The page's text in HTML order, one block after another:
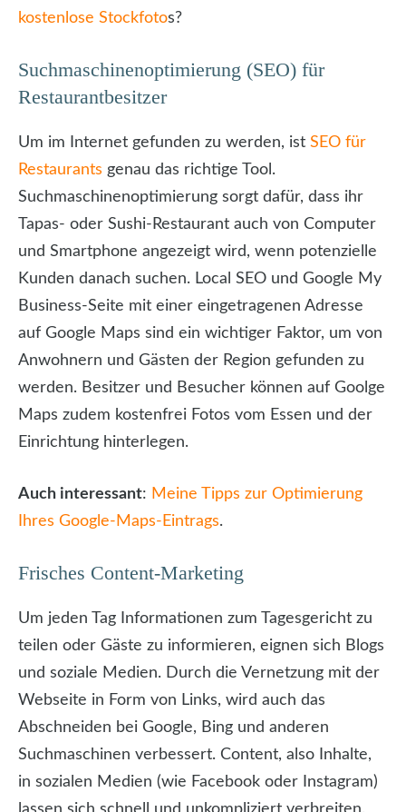
kostenlose Stockfotos?
Suchmaschinenoptimierung (SEO) für
Restaurantbesitzer
Um im Internet gefunden zu werden, ist SEO für
Restaurants genau das richtige Tool.
Suchmaschinenoptimierung sorgt dafür, dass ihr
Tapas- oder Sushi-Restaurant auch von Computer
und Smartphone angezeigt wird, wenn potenzielle
Kunden danach suchen. Local SEO und Google My
Business-Seite mit einer eingetragenen Adresse
auf Google Maps sind ein wichtiger Faktor, um von
Anwohnern und Gästen der Region gefunden zu
werden. Besitzer und Besucher können auf Goolge
Maps zudem kostenfrei Fotos vom Essen und der
Einrichtung hinterlegen.
Auch interessant: Meine Tipps zur Optimierung
Ihres Google-Maps-Eintrags.
Frisches Content-Marketing
Um jeden Tag Informationen zum Tagesgericht zu
teilen oder Gäste zu informieren, eignen sich Blogs
und soziale Medien. Durch die Vernetzung mit der
Webseite in Form von Links, wird auch das
Abschneiden bei Google, Bing und anderen
Suchmaschinen verbessert. Content, also Inhalte,
in sozialen Medien (wie Facebook oder Instagram)